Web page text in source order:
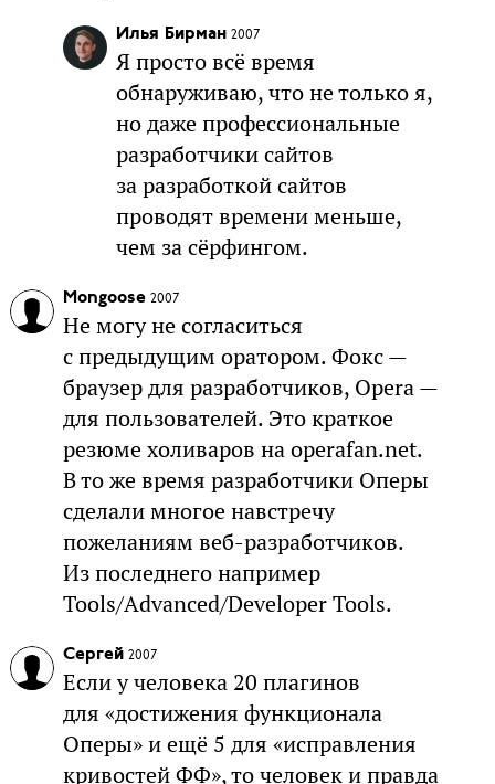
Илья Бирман 2007
Я просто всё время
обнаруживаю, что не только я,
но даже профессиональные
разработчики сайтов
за разработкой сайтов
проводят времени меньше,
чем за сёрфингом.
Mongoose 2007
Не могу не согласиться
с предыдущим оратором. Фокс —
браузер для разработчиков, Opera —
для пользователей. Это краткое
резюме холиваров на operafan.net.
В то же время разработчики Оперы
сделали многое навстречу
пожеланиям веб-разработчиков.
Из последнего например
Tools/Advanced/Developer Tools.
Сергей 2007
Если у человека 20 плагинов
для «достижения функционала
Оперы» и ещё 5 для «исправления
кривостей ФФ», то человек и правда